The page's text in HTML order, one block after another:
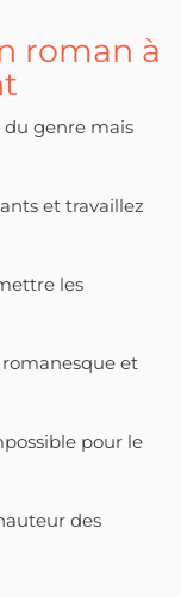
roman à
genre mais
et travaillez
les
et
pour le
des